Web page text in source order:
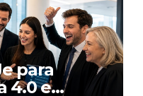
para
4.0 e